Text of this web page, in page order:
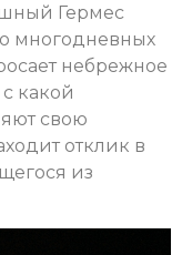
Гермес
многодневных
небрежное
какой
свою
отклик в
из